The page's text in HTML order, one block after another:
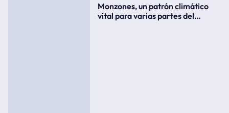
Monzones, un patrón climático
vital para varias partes del